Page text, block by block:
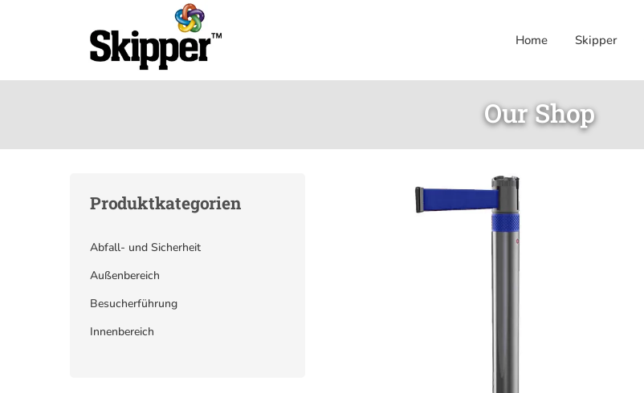
Home Skipper
Our Shop
Produktkategorien
Abfall- und Sicherheit
Außenbereich
Besucherführung
Innenbereich